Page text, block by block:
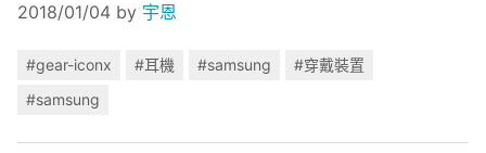
2018/01/04 by 宇恩
#gear-iconx #耳機 #samsung
#穿戴裝置
#samsung